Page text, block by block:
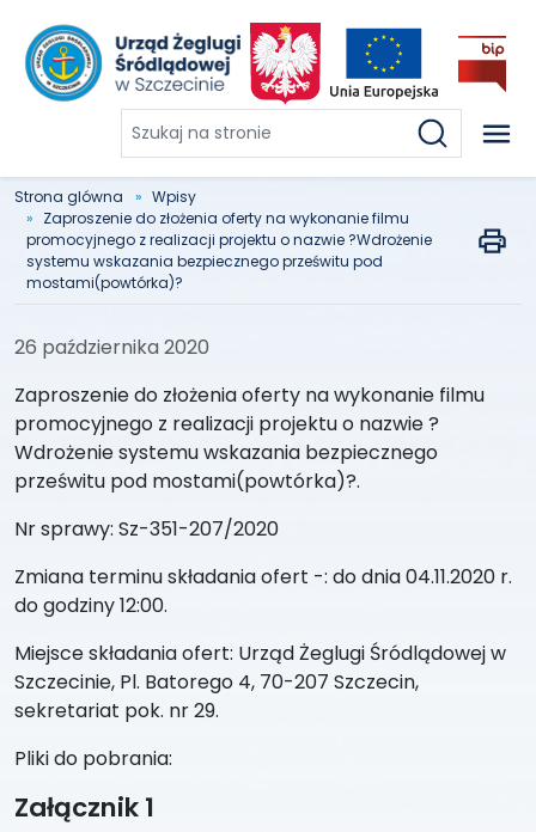
Szukaj
na
stronie
Strona glówna
Wpisy
Zaproszenie do złożenia oferty na wykonanie filmu
promocyjnego z realizacji projektu o nazwie ?Wdrożenie
systemu wskazania bezpiecznego prześwitu pod
mostami(powtórka)?
26 października 2020
Zaproszenie do złożenia oferty na wykonanie filmu
promocyjnego z realizacji projektu o nazwie ?
Wdrożenie systemu wskazania bezpiecznego
prześwitu pod mostami(powtórka)?.
Nr sprawy: Sz-351-207/2020
Zmiana terminu składania ofert -: do dnia 04.11.2020 r.
do godziny 12:00.
Miejsce składania ofert: Urząd Żeglugi Śródlądowej w
Szczecinie, Pl. Batorego 4, 70-207 Szczecin,
sekretariat pok. nr 29.
Pliki do pobrania:
Załącznik 1